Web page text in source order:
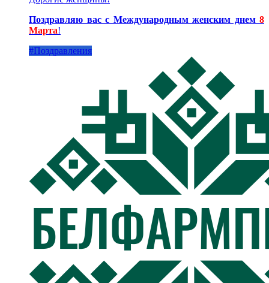
Поздравляю вас с Международным женским днем 8
Марта!
#Поздравления